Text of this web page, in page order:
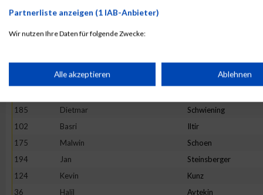
170
Kai
93
Matthias Heller
Waldemar Jungmann
185
Dietmar Schwiening
102
Basri Iltir
175
Malwin Schoen
194
Jan Steinsberger
124
Kevin Kunz
36
Halil Aytekin
Partnerliste anzeigen (1 IAB-Anbieter)
Wir nutzen Ihre Daten für folgende Zwecke:
Speichern von oder Zugriff auf Informationen auf einem
Verwendung reduzierter Daten zur Auswahl von Werbeanzeigen
Erstellung von Profilen für personalisierte Werbung
Verwendung von Profilen zur Auswahl personalisierter Werbung
Alle akzeptieren Ablehnen